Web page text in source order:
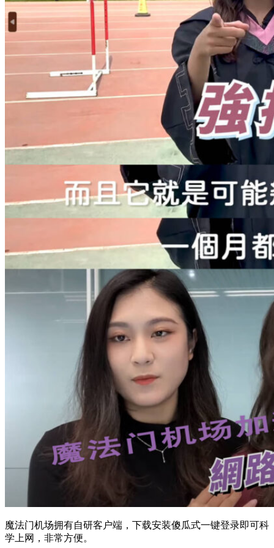
魔法门机场拥有自研客户端，下载安装傻瓜式一键登录即可科
学上网，非常方便。